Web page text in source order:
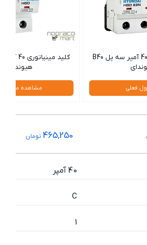
کلید مینیاتوری 40 آمپر سه پل B40
فعلی
هیوندای
مشاهده
465,250 تومان
40 آمپر
C
1